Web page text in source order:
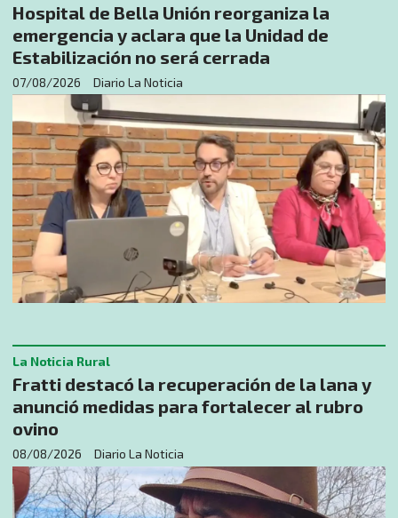
Hospital de Bella Unión reorganiza la
emergencia y aclara que la Unidad de
Estabilización no será cerrada
Diario La Noticia
07/08/2026
Fratti destacó la recuperación de la lana y
anunció medidas para fortalecer al rubro
ovino
Diario La Noticia
La Noticia Rural
08/08/2026